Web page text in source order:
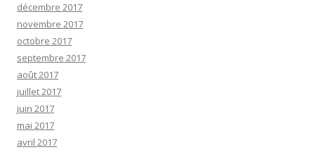
décembre 2017
novembre 2017
octobre 2017
septembre 2017
août 2017
juillet 2017
juin 2017
mai 2017
avril 2017